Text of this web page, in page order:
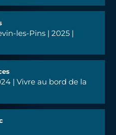
les-Pins | 2025 |
| Vivre au bord de la